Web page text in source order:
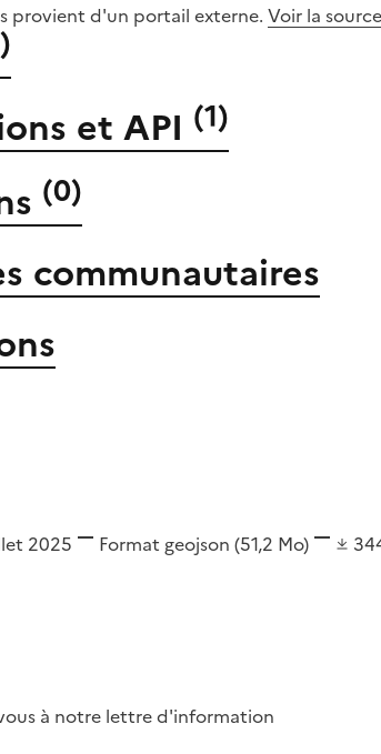
provient d'un portail externe. Voir la
)
et API (1)
(0)
communautaires
2025 Format geojson (51,2 Mo)
à notre lettre d'information